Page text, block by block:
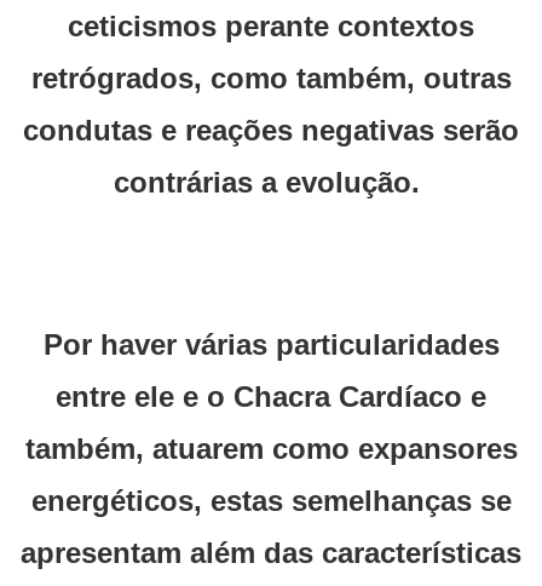
ceticismos perante contextos
retrógrados, como também, outras
condutas e reações negativas serão
contrárias a evolução.
Por haver várias particularidades
entre ele e o Chacra Cardíaco e
também, atuarem como expansores
energéticos, estas semelhanças se
apresentam além das características